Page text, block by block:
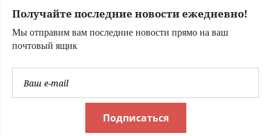
Получайте последние новости ежедневно!
Мы отправим вам последние новости прямо на ваш
почтовый ящик
Подписаться